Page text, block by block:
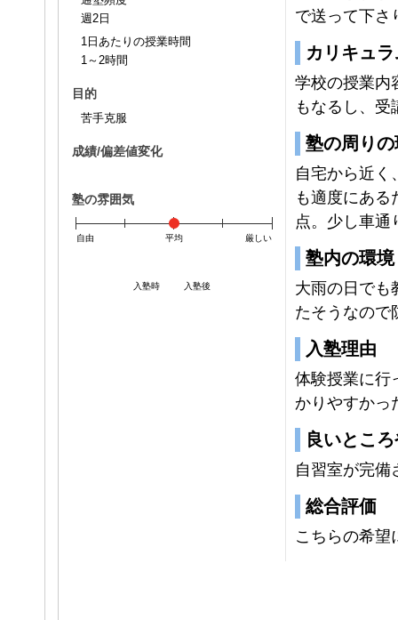
週2日
1日あたりの授業時間
1～2時間
目的
苦手克服
成績/偏差値変化
入塾時 入塾後
塾の雰囲気
自由 平均 厳しい
で送って下さ
カリキュ
学校の授業内
もなるし、
塾の周り
自宅から近く
も適度にあ
点。少し車通
塾内の環境
大雨の日でも
たそうなので
入塾理由
体験授業に行
かりやすかっ
良いとこ
自習室が完備
総合評価
こちらの希望